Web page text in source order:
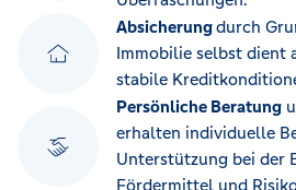
Absicherungdurch
Immobilie selbst dient
stabile
Persönliche Beratung
erhalten individuelle
Unterstützung bei der
Fördermittel und